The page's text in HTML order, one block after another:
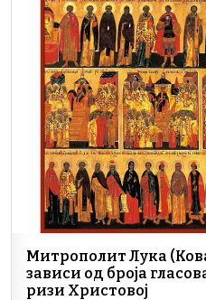
e
b
o
o
k
e
dI
n
a
Митрополит Лука
зависи од броја
ризи Христовој